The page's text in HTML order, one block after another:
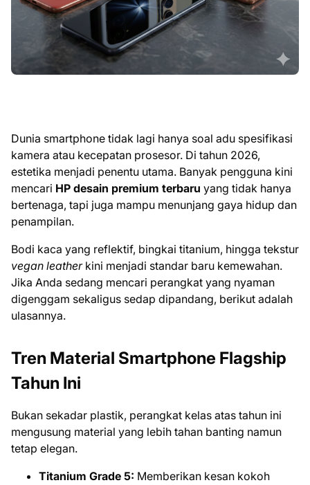
Dunia smartphone tidak lagi hanya soal adu spesifikasi
kamera atau kecepatan prosesor. Di tahun 2026,
estetika menjadi penentu utama. Banyak pengguna kini
mencari HP desain premium terbaru yang tidak hanya
bertenaga, tapi juga mampu menunjang gaya hidup dan
penampilan.
Bodi kaca yang reflektif, bingkai titanium, hingga tekstur
vegan leatherkini menjadi standar baru kemewahan.
Jika Anda sedang mencari perangkat yang nyaman
digenggam sekaligus sedap dipandang, berikut adalah
ulasannya.
Tren Material Smartphone Flagship
Tahun Ini
Bukan sekadar plastik, perangkat kelas atas tahun ini
mengusung material yang lebih tahan banting namun
tetap elegan.
Titanium Grade 5: Memberikan kesan kokoh